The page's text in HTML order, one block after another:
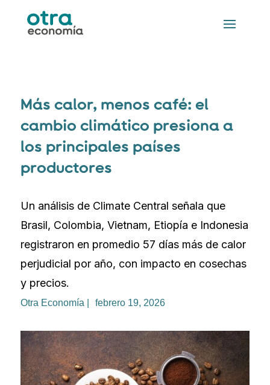
Más calor, menos café: el
cambio climático presiona a
los principales países
productores
Un análisis de Climate Central señala que
Brasil, Colombia, Vietnam, Etiopía e Indonesia
registraron en promedio 57 días más de calor
perjudicial por año, con impacto en cosechas
y precios.
Otra Economía | febrero 19, 2026